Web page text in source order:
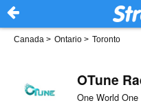
Canada > Ontario > Toronto
OTune
One World